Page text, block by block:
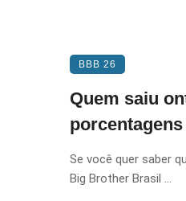
BBB 26
Quem saiu
Se você quer saber
Big Brother Brasil ...